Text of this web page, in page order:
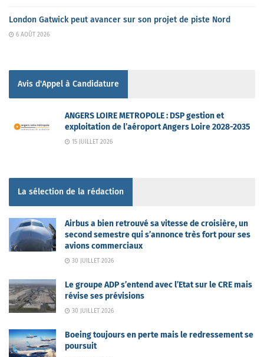
London Gatwick peut avancer sur son projet de piste Nord
6 AOÛT 2026
Avis d'Appel à Candidature
ANGERS LOIRE METROPOLE : DSP gestion et
exploitation de l’aéroport Angers Loire 2028-2035
15 JUILLET 2026
La sélection de la rédaction
Airbus a bien retrouvé sa vitesse de croisière, un
second semestre qui s’annonce très fort pour ses
avions commerciaux
30 JUILLET 2026
Le groupe ADP s’entend avec l’Etat sur le CRE mais
révise ses prévisions
30 JUILLET 2026
Boeing toujours en perte mais le redressement se
poursuit